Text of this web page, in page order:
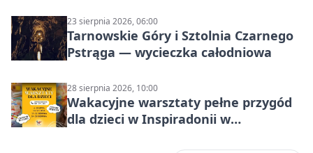
23 sierpnia 2026, 06:00
Tarnowskie Góry i Sztolnia Czarnego
Pstrąga — wycieczka całodniowa
28 sierpnia 2026, 10:00
Wakacyjne warsztaty pełne przygód
dla dzieci w Inspiradonii w